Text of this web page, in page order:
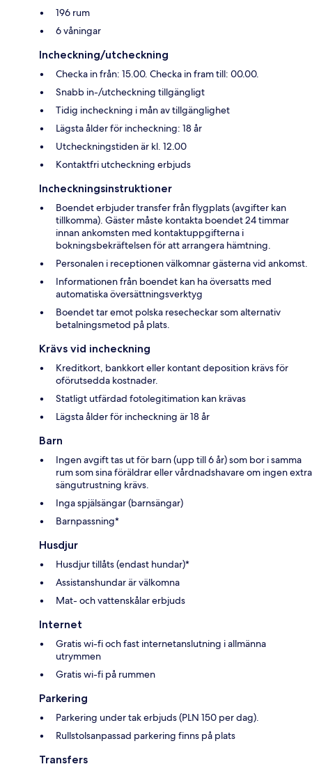
196 rum
6 våningar
Incheckning/utcheckning
Checka in från: 15.00. Checka in fram till: 00.00.
Snabb in-/utcheckning tillgängligt
Tidig incheckning i mån av tillgänglighet
Lägsta ålder för incheckning: 18 år
Utcheckningstiden är kl. 12.00
Kontaktfri utcheckning erbjuds
Incheckningsinstruktioner
Boendet erbjuder transfer från flygplats (avgifter kan
tillkomma). Gäster måste kontakta boendet 24 timmar
innan ankomsten med kontaktuppgifterna i
bokningsbekräftelsen för att arrangera hämtning.
Personalen i receptionen välkomnar gästerna vid ankomst.
Informationen från boendet kan ha översatts med
automatiska översättningsverktyg
Boendet tar emot polska resecheckar som alternativ
betalningsmetod på plats.
Krävs vid incheckning
Kreditkort, bankkort eller kontant deposition krävs för
oförutsedda kostnader.
Statligt utfärdad fotolegitimation kan krävas
Lägsta ålder för incheckning är 18 år
Barn
Ingen avgift tas ut för barn (upp till 6 år) som bor i samma
rum som sina föräldrar eller vårdnadshavare om ingen extra
sängutrustning krävs.
Inga spjälsängar (barnsängar)
Barnpassning*
Husdjur
Husdjur tillåts (endast hundar)*
Assistanshundar är välkomna
Mat- och vattenskålar erbjuds
Internet
Gratis wi-fi och fast internetanslutning i allmänna
utrymmen
Gratis wi-fi på rummen
Parkering
Parkering under tak erbjuds (PLN 150 per dag).
Rullstolsanpassad parkering finns på plats
Transfers